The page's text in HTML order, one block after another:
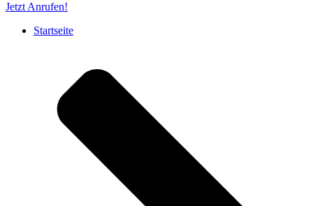
Jetzt Anrufen!
Startseite